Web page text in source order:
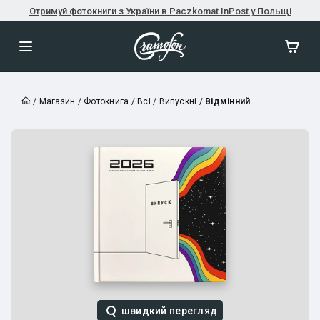
Отримуй фотокниги з України в Paczkomat InPost у Польщі
/ Магазин / Фотокнига / Всі / Випускні / Відмінний
швидкий перегляд